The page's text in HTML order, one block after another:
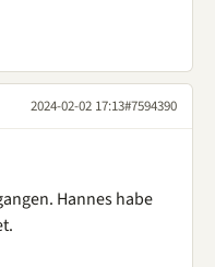
2024-02-02 17:13#7594390
Hannes habe